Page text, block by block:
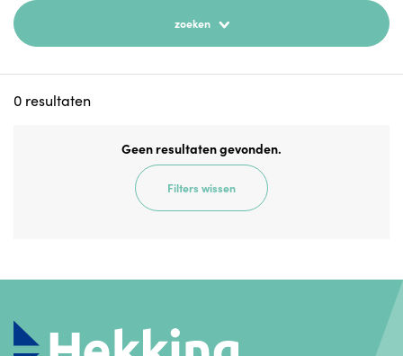
zoeken
0 resultaten
Geen resultaten gevonden.
Filters wissen